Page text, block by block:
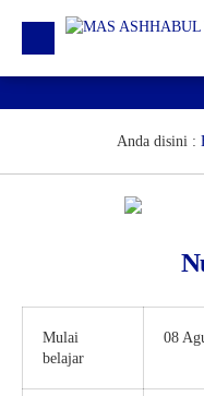
Siswa | Alumni
Agenda
Download
RDM
Anda disini :
Mulai
belajar
08